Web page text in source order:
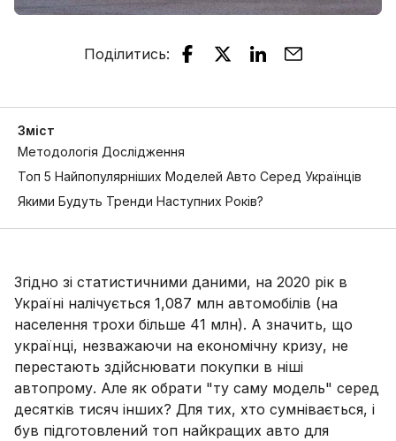
Поділитись:
Зміст
Методологія Дослідження
Топ 5 Найпопулярніших Моделей Авто Серед Українців
Якими Будуть Тренди Наступних Років?
Згідно зі статистичними даними, на 2020 рік в
Україні налічується 1,087 млн ​​автомобілів (на
населення трохи більше 41 млн). А значить, що
українці, незважаючи на економічну кризу, не
перестають здійснювати покупки в ніші
автопрому. Але як обрати "ту саму модель" серед
десятків тисяч інших? Для тих, хто сумнівається, і
був підготовлений топ найкращих авто для